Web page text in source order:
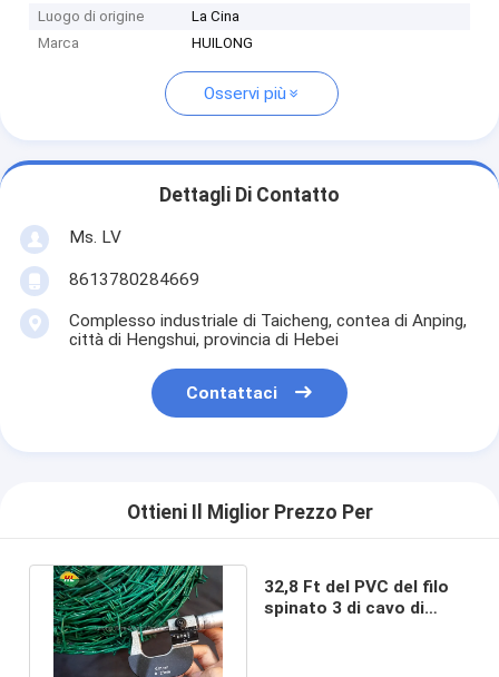
Luogo di origine
La Cina
Marca
HUILONG
Osservi più
Dettagli Di Contatto
Ms. LV
8613780284669
Complesso industriale di Taicheng, contea di Anping,
città di Hengshui, provincia di Hebei
Contattaci
Ottieni Il Miglior Prezzo Per
32,8 Ft del PVC del filo
spinato 3 di cavo di